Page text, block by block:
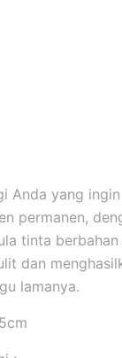
Anda yang
permanen,
tinta
dan
lamanya.